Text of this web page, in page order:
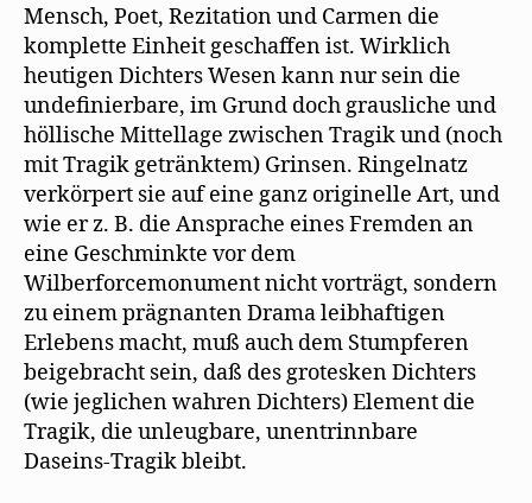
Mensch, Poet, Rezitation und Carmen die
komplette Einheit geschaffen ist. Wirklich
heutigen Dichters Wesen kann nur sein die
undefinierbare, im Grund doch grausliche und
höllische Mittellage zwischen Tragik und (noch
mit Tragik getränktem) Grinsen. Ringelnatz
verkörpert sie auf eine ganz originelle Art, und
wie er z. B. die Ansprache eines Fremden an
eine Geschminkte vor dem
Wilberforcemonument nicht vorträgt, sondern
zu einem prägnanten Drama leibhaftigen
Erlebens macht, muß auch dem Stumpferen
beigebracht sein, daß des grotesken Dichters
(wie jeglichen wahren Dichters) Element die
Tragik, die unleugbare, unentrinnbare
Daseins-Tragik bleibt.